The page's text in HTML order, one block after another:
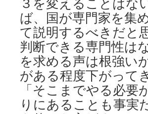
ば、国が専門家を集
て説明するべきだと
判断できる専門性は
を求める声は根強い
がある程度下がって
「そこまでやる必
りにあることも事